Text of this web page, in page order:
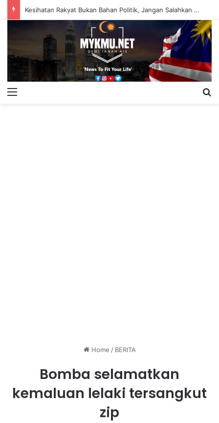
Kesihatan Rakyat Bukan Bahan Politik, Jangan Salahkan Onn Hafiz – Haslinda Salleh
Menu
Home / BERITA
Bomba selamatkan
kemaluan lelaki tersangkut
zip